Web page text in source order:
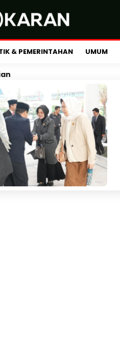
& PEMERINTAHAN UMUM